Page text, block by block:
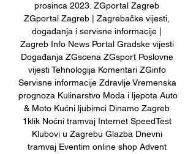
prosinca 2023. ZGportal Zagreb
ZGportal Zagreb | Zagrebačke vijesti,
događanja i servisne informacije |
Zagreb Info News Portal Gradske vijesti
Događanja ZGscena ZGsport Poslovne
vijesti Tehnologija Komentari ZGinfo
Servisne informacije Zdravlje Vremenska
prognoza Kulinarstvo Moda i ljepota Auto
& Moto Kućni ljubimci Dinamo Zagreb
1klik Noćni tramvaj Internet SpeedTest
Klubovi u Zagrebu Glazba Dnevni
tramvaj Eventim online shop Advent